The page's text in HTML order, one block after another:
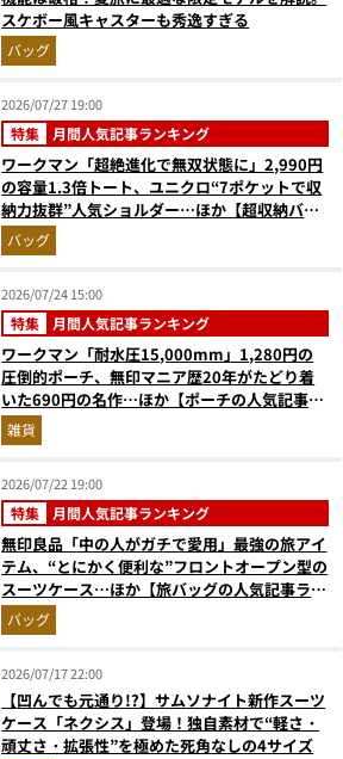
スケボー風キャスターも秀逸すぎる
バッグ
2026/07/27 19:00
特集 月間人気記事ランキング
ワークマン「超絶進化で無双状態に」2,990円
の容量1.3倍トート、ユニクロ“7ポケットで収
納力抜群”人気ショルダー…ほか【超収納バッ
グの人気記事ランキングベスト3】（2026年6
月版）
バッグ
2026/07/24 15:00
特集 月間人気記事ランキング
ワークマン「耐水圧15,000mm」1,280円の
圧倒的ポーチ、無印マニア歴20年がたどり着
いた690円の名作…ほか【ポーチの人気記事ラ
ンキングベスト3】（2026年6月版）
雑貨
2026/07/22 19:00
特集 月間人気記事ランキング
無印良品「中の人がガチで愛用」最強の旅アイ
テム、“とにかく便利な”フロントオープン型の
スーツケース…ほか【旅バッグの人気記事ラン
キングベスト3】（2026年6月版）
バッグ
2026/07/17 22:00
【凹んでも元通り!?】サムソナイト新作スーツ
ケース「ネクシス」登場！独自素材で“軽さ・
頑丈さ・拡張性”を極めた死角なしの4サイズ